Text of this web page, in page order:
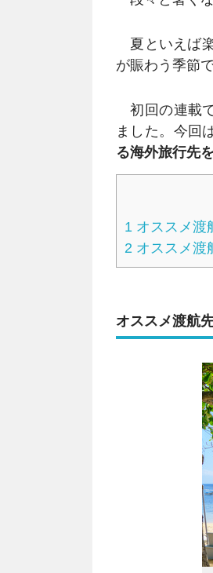
夏といえば
が賑わう季節で
初回の連載
ました。今回
る海外旅行先
1 オススメ渡
2 オススメ渡
オススメ渡航